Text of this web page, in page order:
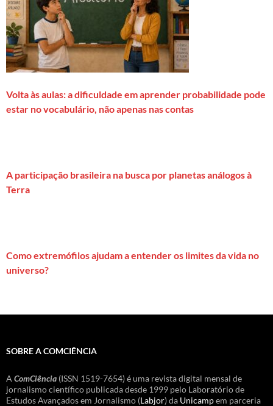
Volta às aulas: a dificuldade em aprender probabilidade pode
estar no vocabulário, não apenas nas contas
A participação brasileira na busca por planetas análogos à
Terra
Como extremófilos ajudam a entender os limites da vida no
universo?
SOBRE A COMCIÊNCIA
A ComCiência (ISSN 1519-7654) é uma revista digital mensal de
jornalismo científico publicada desde 1999 pelo Laboratório de
Estudos Avançados em Jornalismo (Labjor) da Unicampem parceria